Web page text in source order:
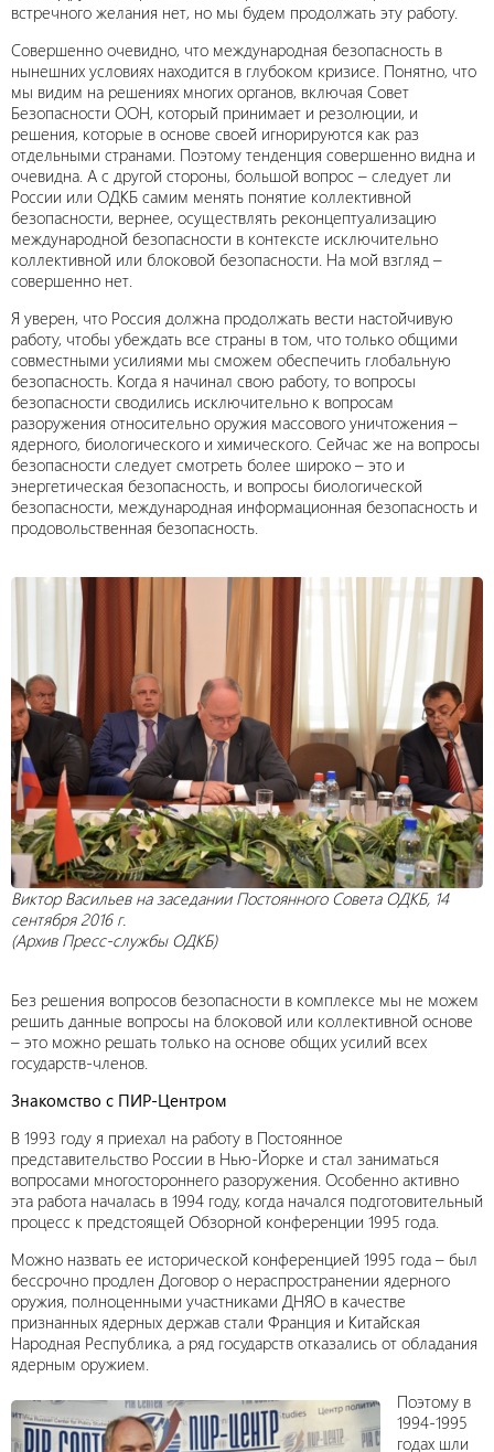
встречного желания нет, но мы будем продолжать эту работу.
Совершенно очевидно, что международная безопасность в
нынешних условиях находится в глубоком кризисе. Понятно, что
мы видим на решениях многих органов, включая Совет
Безопасности ООН, который принимает и резолюции, и
решения, которые в основе своей игнорируются как раз
отдельными странами. Поэтому тенденция совершенно видна и
очевидна. А с другой стороны, большой вопрос – следует ли
России или ОДКБ самим менять понятие коллективной
безопасности, вернее, осуществлять реконцептуализацию
международной безопасности в контексте исключительно
коллективной или блоковой безопасности. На мой взгляд –
совершенно нет.
Я уверен, что Россия должна продолжать вести настойчивую
работу, чтобы убеждать все страны в том, что только общими
совместными усилиями мы сможем обеспечить глобальную
безопасность. Когда я начинал свою работу, то вопросы
безопасности сводились исключительно к вопросам
разоружения относительно оружия массового уничтожения –
ядерного, биологического и химического. Сейчас же на вопросы
безопасности следует смотреть более широко – это и
энергетическая безопасность, и вопросы биологической
безопасности, международная информационная безопасность и
продовольственная безопасность.
Виктор Васильев на заседании Постоянного Совета ОДКБ, 14
сентября 2016 г.
(Архив Пресс-службы ОДКБ)
Без решения вопросов безопасности в комплексе мы не можем
решить данные вопросы на блоковой или коллективной основе
– это можно решать только на основе общих усилий всех
государств-членов.
Знакомство с ПИР-Центром
В 1993 году я приехал на работу в Постоянное
представительство России в Нью-Йорке и стал заниматься
вопросами многостороннего разоружения. Особенно активно
эта работа началась в 1994 году, когда начался подготовительный
процесс к предстоящей Обзорной конференции 1995 года.
Можно назвать ее исторической конференцией 1995 года – был
бессрочно продлен Договор о нераспространении ядерного
оружия, полноценными участниками ДНЯО в качестве
признанных ядерных держав стали Франция и Китайская
Народная Республика, а ряд государств отказались от обладания
ядерным оружием.
Поэтому в
1994-1995
годах шли